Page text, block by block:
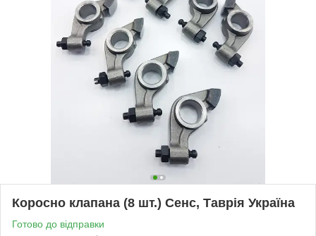
Коросно клапана (8 шт.) Сенс, Таврія Україна
Готово до відправки